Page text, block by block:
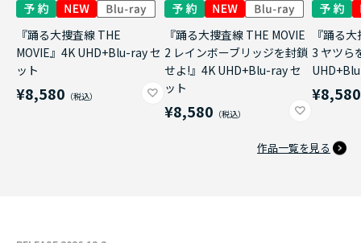
『踊る大捜査線 THE
MOVIE』4K UHD+Blu-ray セ
ット
¥8,580
『踊る大捜査線 THE MOVIE
2 レインボーブリッジを封鎖
せよ!』4K UHD+Blu-ray セ
ット
¥8,580
『踊る
3 ヤツら
¥8,580
作品一覧を見る